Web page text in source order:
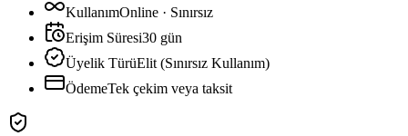
KullanımOnline · Sınırsız
Erişim Süresi30 gün
Üyelik TürüElit (Sınırsız Kullanım)
ÖdemeTek çekim veya taksit